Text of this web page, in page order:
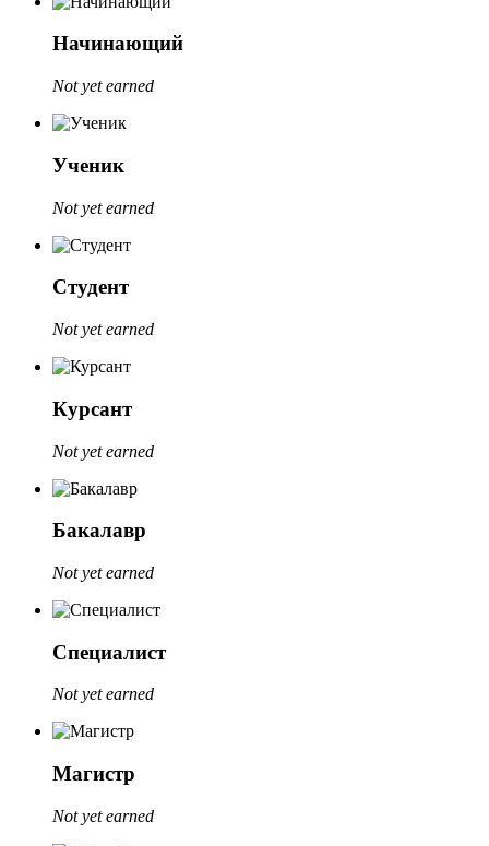
Начинающий
Not yet earned
Ученик
Not yet earned
Студент
Not yet earned
Курсант
Not yet earned
Бакалавр
Not yet earned
Специалист
Not yet earned
Магистр
Not yet earned